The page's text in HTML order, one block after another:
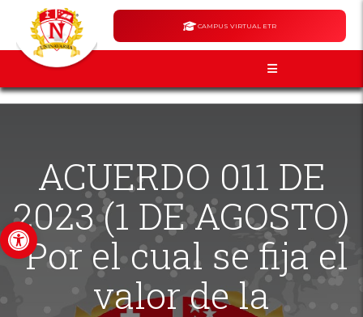
Abrir barra de herramientas
CAMPUS VIRTUAL ETR
ACUERDO 011 DE
2023 (1 DE AGOSTO)
“Por el cual se fija el
valor de la